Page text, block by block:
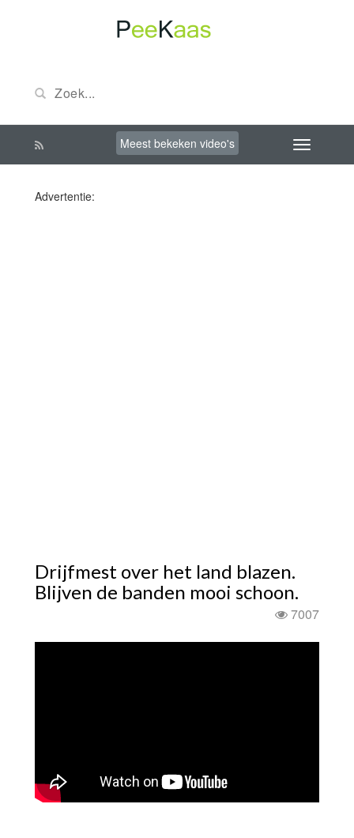
Meest bekeken video's
Advertentie:
Drijfmest over het land blazen.
Blijven de banden mooi schoon.
7007